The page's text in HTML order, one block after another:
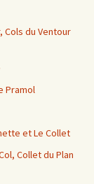
Cols du Ventour
Pramol
et Le Collet
Collet du Plan